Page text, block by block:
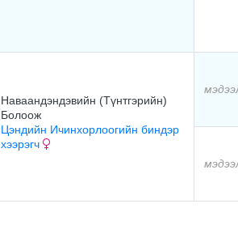
Наваандэндэвийн (Түнтгэрийн)
Болоож
Цэндийн Ичинхорлоогийн биндэр
хээрэгч